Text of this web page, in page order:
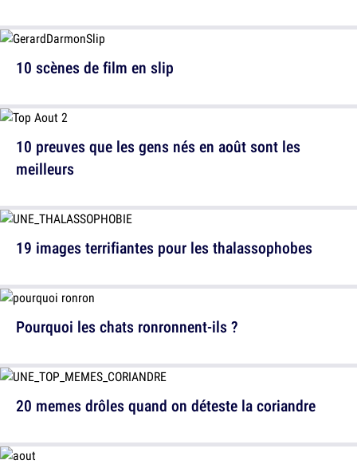
10 preuves que les gens nés en août sont les
meilleurs
Pourquoi les chats ronronnent-ils ?
10 scènes de film en slip
19 images terrifiantes pour les thalassophobes
20 memes drôles quand on déteste la coriandre